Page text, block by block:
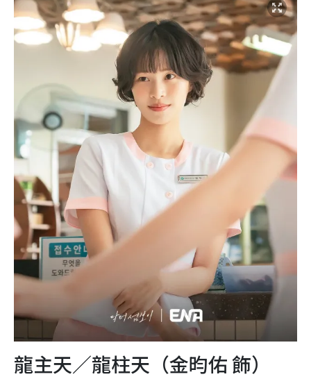
龍主天／龍柱天（金昀佑 飾）